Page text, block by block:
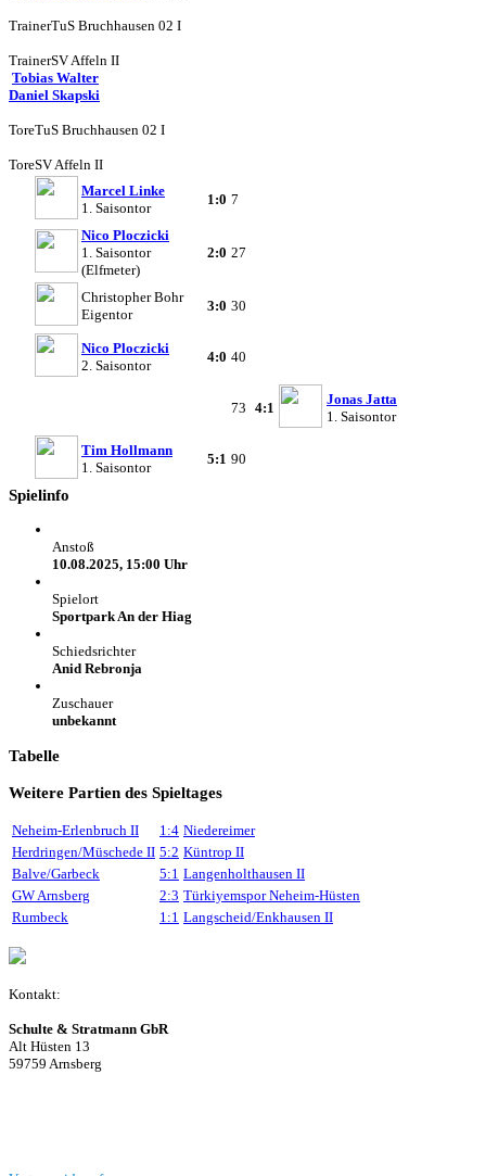
TrainerTuS Bruchhausen 02 I
TrainerSV Affeln II
Tobias Walter
Daniel Skapski
ToreTuS Bruchhausen 02 I
ToreSV Affeln II
Marcel Linke
1. Saisontor
1:0 7
Nico Ploczicki
1. Saisontor
(Elfmeter)
2:0 27
Christopher Bohr
Eigentor
3:0 30
Nico Ploczicki
2. Saisontor
4:0 40
73 4:1
Jonas Jatta
1. Saisontor
Tim Hollmann
1. Saisontor
5:1 90
Spielinfo
Anstoß
10.08.2025, 15:00 Uhr
Spielort
Sportpark An der Hiag
Schiedsrichter
Anid Rebronja
Zuschauer
unbekannt
Tabelle
Weitere Partien des Spieltages
Neheim-Erlenbruch II 1:4 Niedereimer
Herdringen/Müschede II 5:2 Küntrop II
Balve/Garbeck
5:1 Langenholthausen II
GW Arnsberg
2:3 Türkiyemspor Neheim-Hüsten
Rumbeck
1:1 Langscheid/Enkhausen II
Kontakt:
Schulte & Stratmann GbR
Alt Hüsten 13
59759 Arnsberg